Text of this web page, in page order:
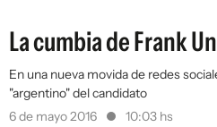
La cumbia de Frank
En una nueva movida de redes
"argentino" del candidato
6 de mayo 2016
10:03 hs